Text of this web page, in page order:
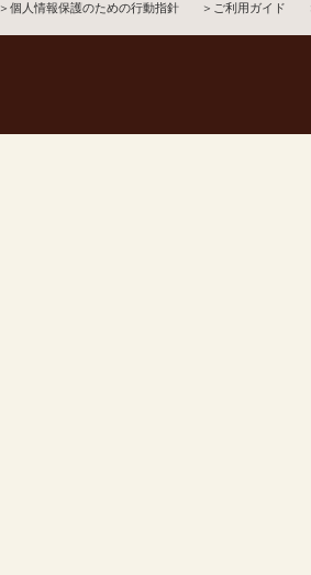
＞個人情報保護のための行動指針 ＞ご利用ガイド